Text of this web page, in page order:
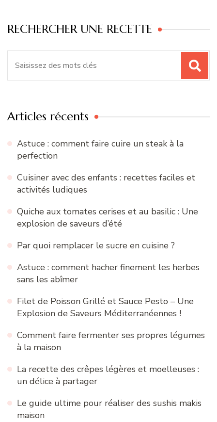
RECHERCHER UNE RECETTE
Articles récents
Astuce : comment faire cuire un steak à la
perfection
Cuisiner avec des enfants : recettes faciles et
activités ludiques
Quiche aux tomates cerises et au basilic : Une
explosion de saveurs d’été
Par quoi remplacer le sucre en cuisine ?
Astuce : comment hacher finement les herbes
sans les abîmer
Filet de Poisson Grillé et Sauce Pesto – Une
Explosion de Saveurs Méditerranéennes !
Comment faire fermenter ses propres légumes
à la maison
La recette des crêpes légères et moelleuses :
un délice à partager
Le guide ultime pour réaliser des sushis makis
maison